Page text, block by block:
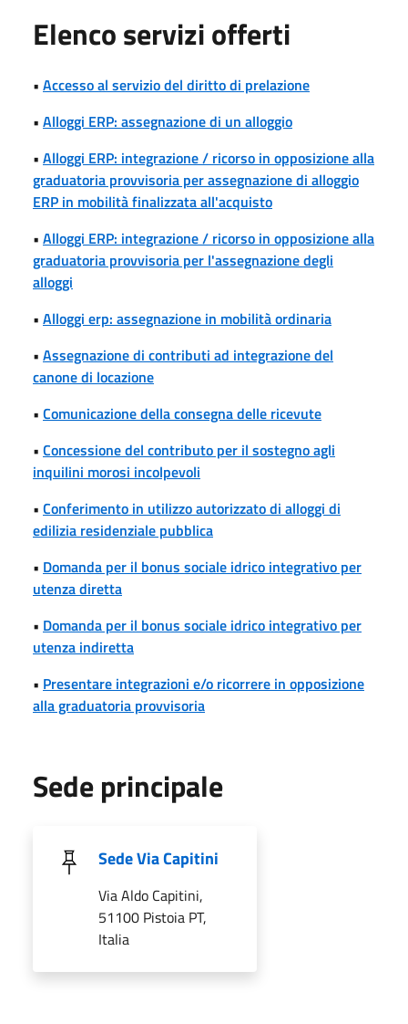
Elenco servizi offerti
• Accesso al servizio del diritto di prelazione
• Alloggi ERP: assegnazione di un alloggio
• Alloggi ERP: integrazione / ricorso in opposizione alla
graduatoria provvisoria per assegnazione di alloggio
ERP in mobilità finalizzata all'acquisto
• Alloggi ERP: integrazione / ricorso in opposizione alla
graduatoria provvisoria per l'assegnazione degli
alloggi
• Alloggi erp: assegnazione in mobilità ordinaria
• Assegnazione di contributi ad integrazione del
canone di locazione
• Comunicazione della consegna delle ricevute
• Concessione del contributo per il sostegno agli
inquilini morosi incolpevoli
• Conferimento in utilizzo autorizzato di alloggi di
edilizia residenziale pubblica
• Domanda per il bonus sociale idrico integrativo per
utenza diretta
• Domanda per il bonus sociale idrico integrativo per
utenza indiretta
• Presentare integrazioni e/o ricorrere in opposizione
alla graduatoria provvisoria
Sede principale
Sede Via Capitini
Via Aldo Capitini,
51100 Pistoia PT,
Italia